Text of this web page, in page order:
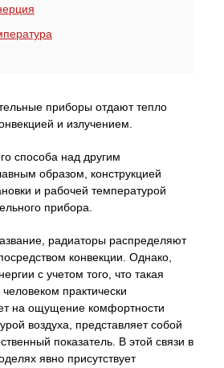
приборы отдают тепло
и излучением.
способа над другим
образом, конструкцией
и рабочей температурой
прибора.
радиаторы распределяют
конвекции. Однако,
с учетом того, что такая
практически
на ощущение комфортности
воздуха, представляет собой
показатель. В этой связи в
явно присутствует